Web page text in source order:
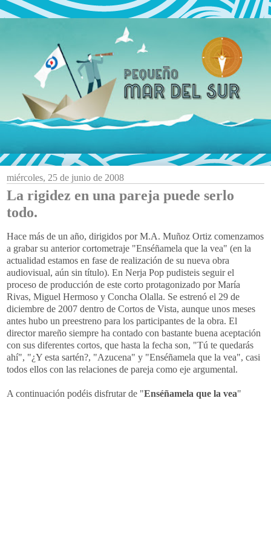
miércoles, 25 de junio de 2008
La rigidez en una pareja puede serlo
todo.
Hace más de un año, dirigidos por M.A. Muñoz Ortiz comenzamos
a grabar su anterior cortometraje "Enséñamela que la vea" (en la
actualidad estamos en fase de realización de su nueva obra
audiovisual, aún sin título). En Nerja Pop pudisteis seguir el
proceso de producción de este corto protagonizado por María
Rivas, Miguel Hermoso y Concha Olalla. Se estrenó el 29 de
diciembre de 2007 dentro de Cortos de Vista, aunque unos meses
antes hubo un preestreno para los participantes de la obra. El
director mareño siempre ha contado con bastante buena aceptación
con sus diferentes cortos, que hasta la fecha son, "Tú te quedarás
ahí", "¿Y esta sartén?, "Azucena" y "Enséñamela que la vea", casi
todos ellos con las relaciones de pareja como eje argumental.
A continuación podéis disfrutar de "Enséñamela que la vea"